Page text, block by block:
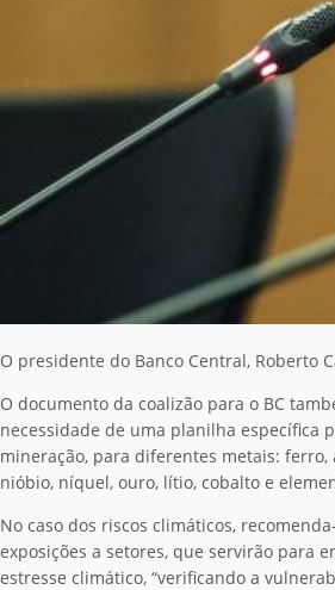
O presidente do Banco Central, Roberto
O documento da coalizão para o BC
necessidade de uma planilha específica
mineração, para diferentes metais: ferro,
nióbio, níquel, ouro, lítio, cobalto e
No caso dos riscos climáticos,
exposições a setores, que servirão para
estresse climático, “verificando a